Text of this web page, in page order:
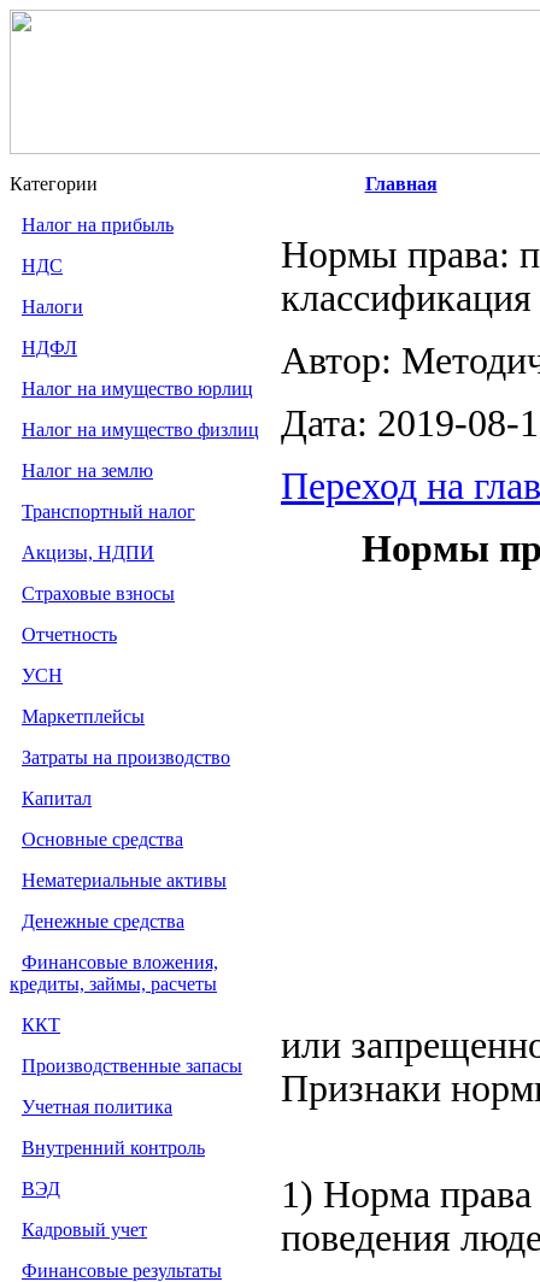
Категории
Налог на прибыль
НДС
Налоги
НДФЛ
Налог на имущество юрлиц
Налог на имущество физлиц
Налог на землю
Транспортный налог
Акцизы, НДПИ
Страховые взносы
Отчетность
УСН
Маркетплейсы
Затраты на производство
Капитал
Основные средства
Нематериальные активы
Денежные средства
Финансовые вложения,
кредиты, займы, расчеты
ККТ
Производственные запасы
Учетная политика
Внутренний контроль
ВЭД
Кадровый учет
Финансовые результаты
Главная
Нормы права:
классификация
Автор:
Дата: 2019-08-
Переход на
Нормы
или
Признаки
1) Норма права
поведения